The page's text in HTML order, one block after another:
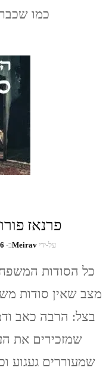
כמו
פרנאז
על-ידיMeiravב- 16
כל הסודות
מצב שאין סודות
בצל: הרבה כאב
שמזכירים את
שמעוררים געגוע